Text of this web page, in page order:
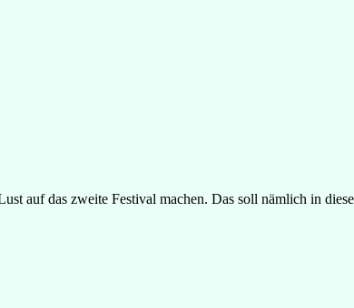
auf das zweite Festival machen. Das soll nämlich in